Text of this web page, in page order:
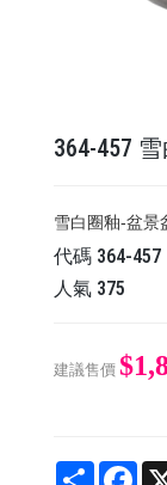
364-457
雪白圈釉-盆景
代碼 364-457
人氣 375
建議售價
Share